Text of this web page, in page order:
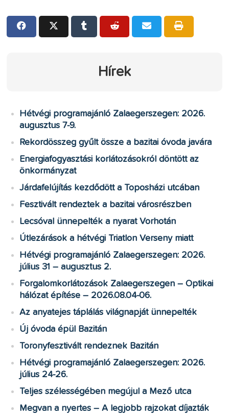
Hírek
Hétvégi programajánló Zalaegerszegen: 2026.
augusztus 7-9.
Rekordösszeg gyűlt össze a bazitai óvoda javára
Energiafogyasztási korlátozásokról döntött az
önkormányzat
Járdafelújítás kezdődött a Toposházi utcában
Fesztivált rendeztek a bazitai városrészben
Lecsóval ünnepelték a nyarat Vorhotán
Útlezárások a hétvégi Triatlon Verseny miatt
Hétvégi programajánló Zalaegerszegen: 2026.
július 31 – augusztus 2.
Forgalomkorlátozások Zalaegerszegen – Optikai
hálózat építése – 2026.08.04-06.
Az anyatejes táplálás világnapját ünnepelték
Új óvoda épül Bazitán
Toronyfesztivált rendeznek Bazitán
Hétvégi programajánló Zalaegerszegen: 2026.
július 24-26.
Teljes szélességében megújul a Mező utca
Megvan a nyertes – A legjobb rajzokat díjazták